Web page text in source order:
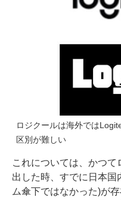
ロジクールは海外では
区別が難しい
これについては、かつ
出した時、すでに日本国
ム傘下ではなかった)が